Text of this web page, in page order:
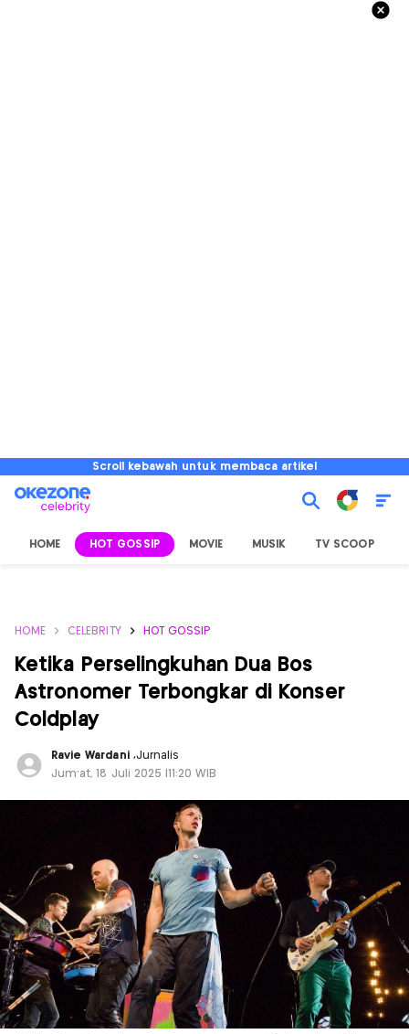
Scroll kebawah untuk membaca artikel
HOME HOT GOSSIP MOVIE MUSIK TV SCOOP
HOME CELEBRITY HOT GOSSIP
Ketika Perselingkuhan Dua Bos
Astronomer Terbongkar di Konser
Coldplay
Ravie Wardani ,Jurnalis
Jum'at, 18 Juli 2025 |11:20 WIB